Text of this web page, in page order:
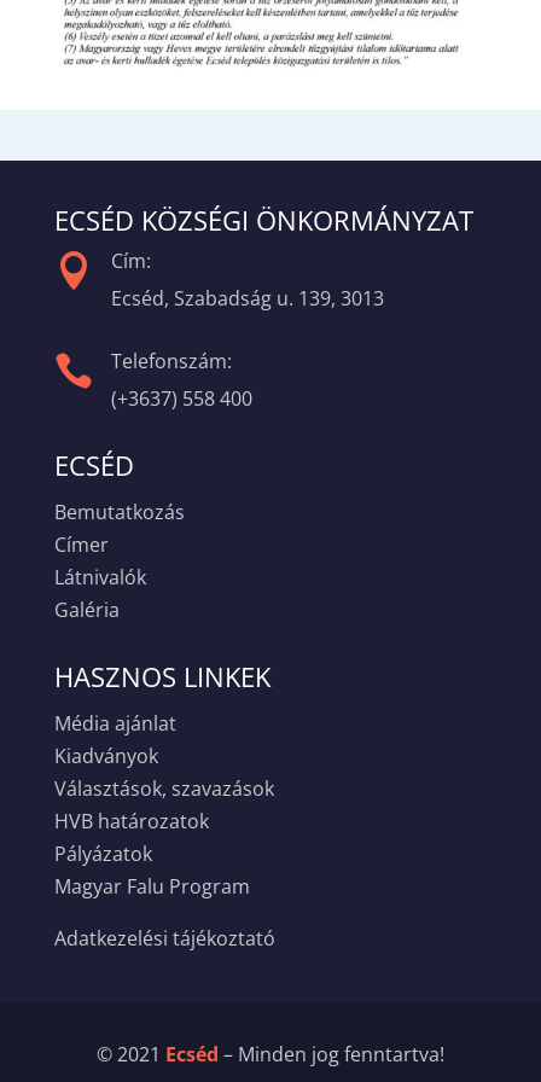
ECSÉD KÖZSÉGI ÖNKORMÁNYZAT

Cím:
Ecséd, Szabadság u. 139, 3013

Telefonszám:
(+3637) 558 400
ECSÉD
Bemutatkozás
Címer
Látnivalók
Galéria
HASZNOS LINKEK
Média ajánlat
Kiadványok
Választások, szavazások
HVB határozatok
Pályázatok
Magyar Falu Program
Adatkezelési tájékoztató
© 2021 Ecséd – Minden jog fenntartva!